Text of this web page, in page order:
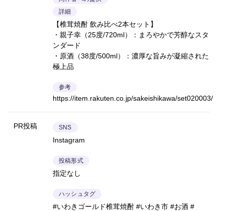
詳細
【椎茸焼酎 飲み比べ2本セット】
・親子幸（25度/720ml）：まろやかで芳醇なスタ
ンダード
・原酒（38度/500ml）：濃厚な旨みが凝縮された
極上品
参考
https://item.rakuten.co.jp/sakeishikawa/set020003/
PR投稿 SNS
Instagram
投稿形式
指定なし
ハッシュタグ
#いわきゴールド椎茸焼酎 #いわき市 #お酒 #